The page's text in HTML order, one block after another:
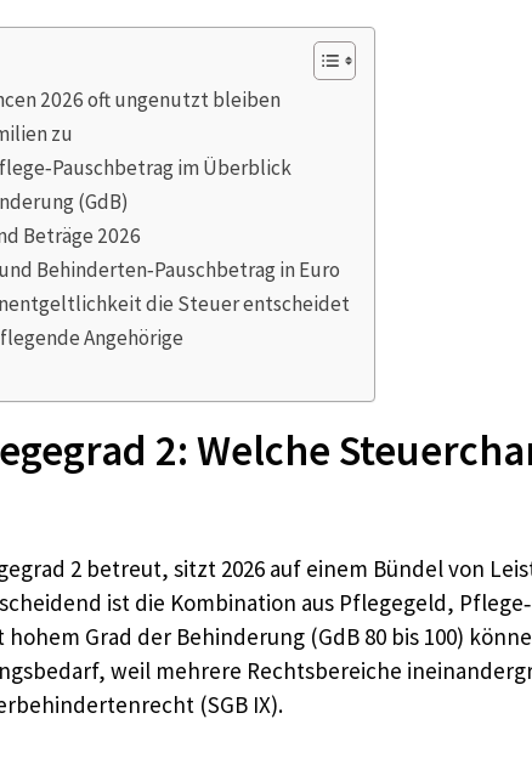
2026 oft ungenutzt bleiben
zu
im Überblick
(GdB)
Beträge 2026
Behinderten‑Pauschbetrag in Euro
die Steuer entscheidet
Angehörige
2: Welche
2 betreut, sitzt 2026 auf einem Bündel von
ist die Kombination aus Pflegegeld,
Grad der Behinderung (GdB 80 bis 100)
weil mehrere Rechtsbereiche
(SGB IX).